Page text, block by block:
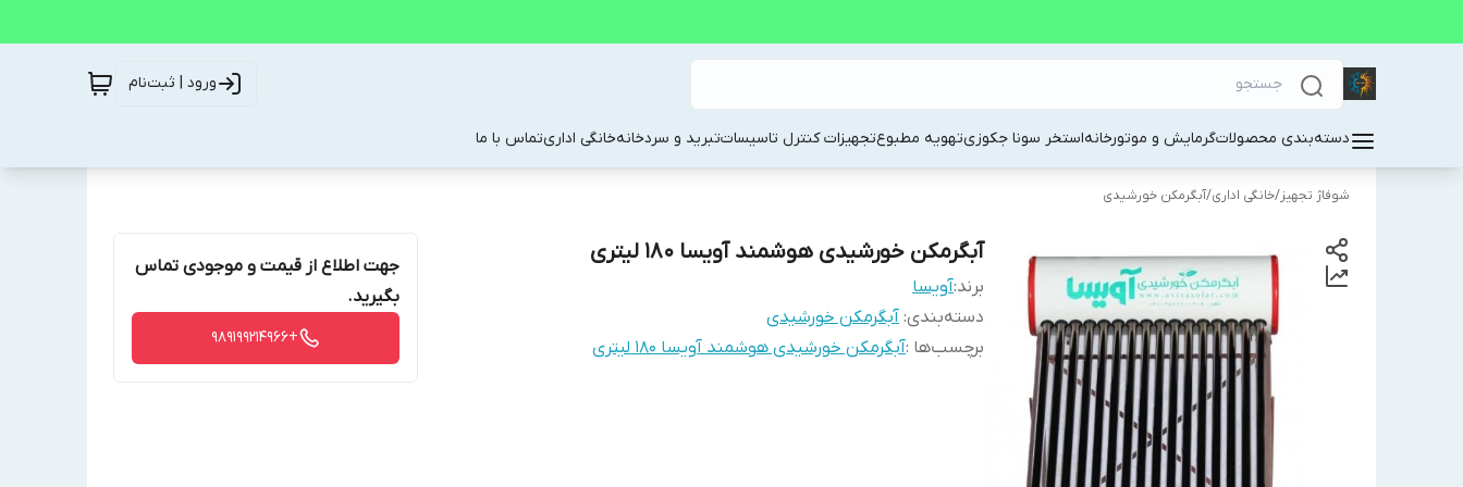
ورود | ثبت‌نام
دسته‌بندی محصولاتگرمایش و موتورخانهاستخر سونا جکوزیتهویه مطبوعتجهیزات کنترل تاسیساتتبرید و سردخانهخانگی اداریتماس با ما
شوفاژ تجهیز/خانگی اداری/آبگرمکن خورشیدی
آبگرمکن خورشیدی هوشمند آویسا 180 لیتری
برند:آویسا
دسته‌بندی: آبگرمکن خورشیدی
برچسب‌ها :آبگرمکن خورشیدی هوشمند آویسا 180 لیتری
جهت اطلاع از قیمت و موجودی تماس
بگیرید.
+989199214966